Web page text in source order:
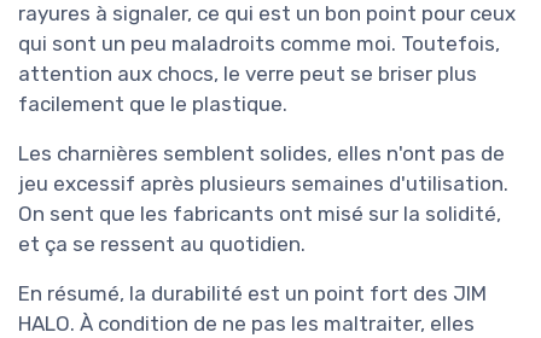
rayures à signaler, ce qui est un bon point pour ceux
qui sont un peu maladroits comme moi. Toutefois,
attention aux chocs, le verre peut se briser plus
facilement que le plastique.
Les charnières semblent solides, elles n'ont pas de
jeu excessif après plusieurs semaines d'utilisation.
On sent que les fabricants ont misé sur la solidité,
et ça se ressent au quotidien.
En résumé, la durabilité est un point fort des JIM
HALO. À condition de ne pas les maltraiter, elles